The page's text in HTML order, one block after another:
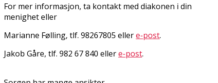
For mer informasjon, ta kontakt med diakonen i din
menighet eller
Marianne Følling, tlf. 98267805 ellere-post.
Jakob Gåre, tlf. 982 67 840 ellere-post.